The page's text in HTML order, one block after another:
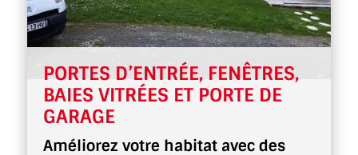
PORTES D’ENTRÉE, FENÊTRES,
BAIES VITRÉES ET PORTE DE
GARAGE
Améliorez votre habitat avec des